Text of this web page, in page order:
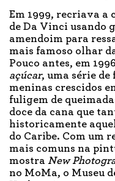
Em 1999, recriava a
de Da Vinci usando
amendoim para
mais famoso olhar
Pouco antes, em
açúcar, uma série
meninas crescidos
fuligem de
doce da cana que
historicamente
do Caribe. Com um
mais comuns na
mostra New
no MoMa, o Museu